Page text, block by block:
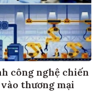
công nghệ chiến
thương mại